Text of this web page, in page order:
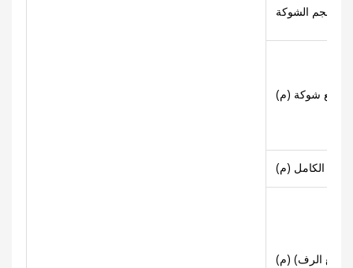
مع شوكة (م)
الكامل (م)
(مع الرف) (م)